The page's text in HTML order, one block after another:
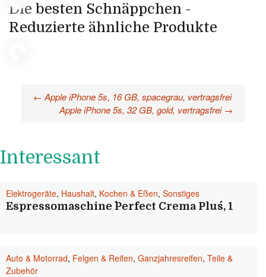
Die besten Schnäppchen -
Reduzierte ähnliche Produkte
Beitragsnavigation
← Apple iPhone 5s, 16 GB, spacegrau, vertragsfrei
Apple iPhone 5s, 32 GB, gold, vertragsfrei →
Interessant
Elektrogeräte, Haushalt, Kochen & Eßen, Sonstiges
Espressomaschine ´´Perfect Crema Plus´´, 1
Auto & Motorrad, Felgen & Reifen, Ganzjahresreifen, Teile &
Zubehör